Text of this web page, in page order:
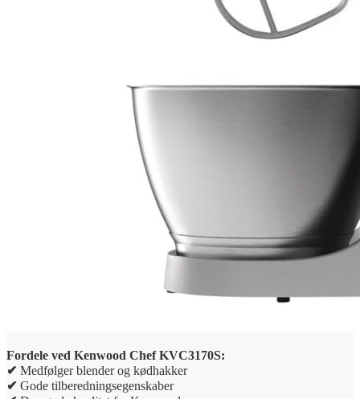
Fordele ved Kenwood Chef KVC3170S:
✔ Medfølger blender og kødhakker
✔ Gode tilberedningsegenskaber